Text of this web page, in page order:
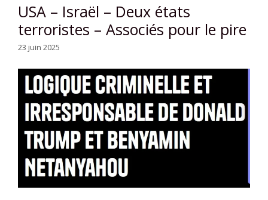
USA – Israël – Deux états
terroristes – Associés pour le pire
23 juin 2025